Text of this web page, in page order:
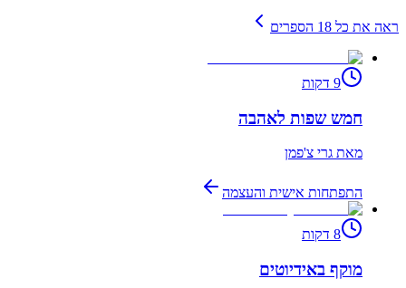
ראה את כל 18 הספרים
9 דקות
חמש שפות לאהבה
מאת גרי צ'פמן
התפתחות אישית והעצמה
8 דקות
מוקף באידיוטים